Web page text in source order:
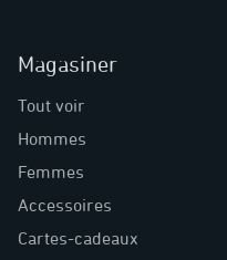
Magasiner
Tout voir
Hommes
Femmes
Accessoires
Cartes-cadeaux